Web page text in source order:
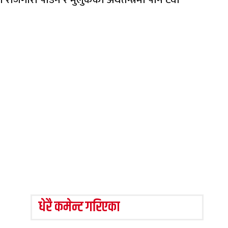
धेरै कमेन्ट गरिएका